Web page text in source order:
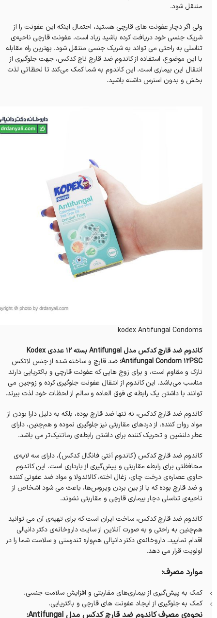
منتقل شود.
ولی اگر دچار عفونت های قارچی هستید، احتمال اینکه این عفونت را از
شریک جنسی خود دریافت کرده باشید زیاد است. عفونت قارچی ناحیه‌ی
تناسلی به راحتی می‌ تواند به شریک جنسی منتقل شود. بهترین راه مقابله
با این موضوع، استفاده از کاندوم ضد قارچ ناچ کدکس، جهت جلوگیری از
انتقال این بیماری است. این کاندوم به شما کمک می‌کند تا لحظاتی لذت
بخش و بدون استرس داشته باشید.
kodex Antifungal Condoms
کاندوم ضد قارچ کدکس مدل Antifungal بسته 12 عددی Kodex
Antifungal Condom 12PSC؛ ضد قارچ و ساخته شده از جنس لاتکس
نازک و مقاوم است، و برای زوج هایی که عفونت قارچی و باکتریایی دارند
مناسب می‌باشد. این کاندوم از انتقال عفونت جلوگیری کرده و زوجین می‌
توانند با داشتن یک رابطه ی فوق العاده و سالم از لحظات خود لذت ببرند.
کاندوم ضد قارچ کدکس، نه تنها ضد قارچ بوده، بلکه به دلیل دارا بودن از
مواد روان کننده، از دردهای مقاربتی نیز جلوگیری نموده و هم‌چنین، دارای
عطر دلنشین و تحریک کننده برای داشتن رابطه‌ی رمانتیک‌تر می‌ باشد.
کاندوم ضد قارچ کدکس (کاندوم آنتی فانگال کدکس)، دارای سه لایه‌ی
محافظتی برای رابطه مقاربتی و پیش‌گیری از بارداری است. این کاندوم
حاوی عصاره‌ی درخت چای، زغال اخته، کالاندولا و مواد ضد عفونی کننده
و ضد قارچ بوده که با از بین بردن ویروس‌ها، باعث می شود اشخاص از
ناحیه‌ی تناسلی دچار بیماری قارچی و مقاربتی نشوند.
کاندوم ضد قارچ کدکس، ساخت ایران است که برای تهیه‌ی آن می‌ توانید
هم‌چنین به راحتی و به صورت آنلاین از سایت داروخانه‌‌ی دکتر دانیالی
اقدام نمایید. داروخانه‌‌ی دکتر دانیالی هم‌واره تندرستی و سلامت شما را در
اولویت قرار می‌ دهد.
موارد مصرف:
کمک به پیش‌گیری از بیماری‌های مقاربتی و افزایش سلامت جنسی.
کمک به جلوگیری از ایجاد عفونت های قارچی و باکتریایی‌.
نحوه‌ی مصرف کاندوم ضد قارچ کدکس مدل Antifungal: